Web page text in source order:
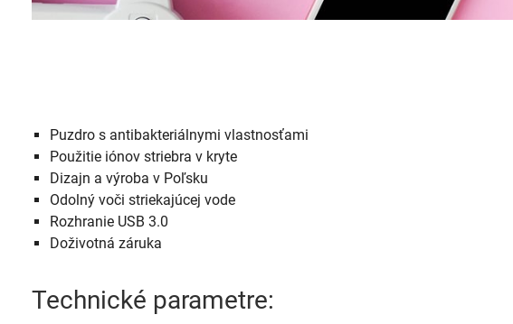
Puzdro s antibakteriálnymi vlastnosťami
Použitie iónov striebra v kryte
Dizajn a výroba v Poľsku
Odolný voči striekajúcej vode
Rozhranie USB 3.0
Doživotná záruka
Technické parametre: